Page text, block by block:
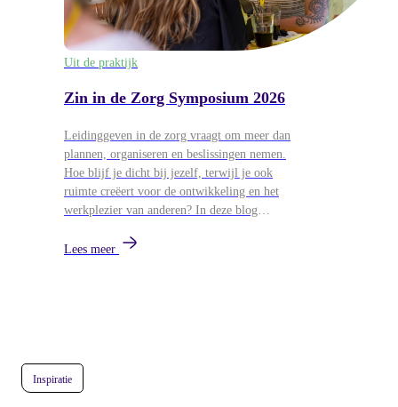
Uit de praktijk
Zin in de Zorg Symposium 2026
Leidinggeven in de zorg vraagt om meer dan
plannen, organiseren en beslissingen nemen.
Hoe blijf je dicht bij jezelf, terwijl je ook
ruimte creëert voor de ontwikkeling en het
werkplezier van anderen? In deze blog
Symposium van 26 mei, waar
Lees meer
Inspiratie